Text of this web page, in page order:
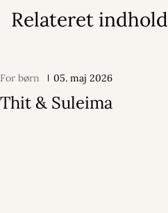
Relateret indhold
For børn 05. maj 2026
Thit & Suleima